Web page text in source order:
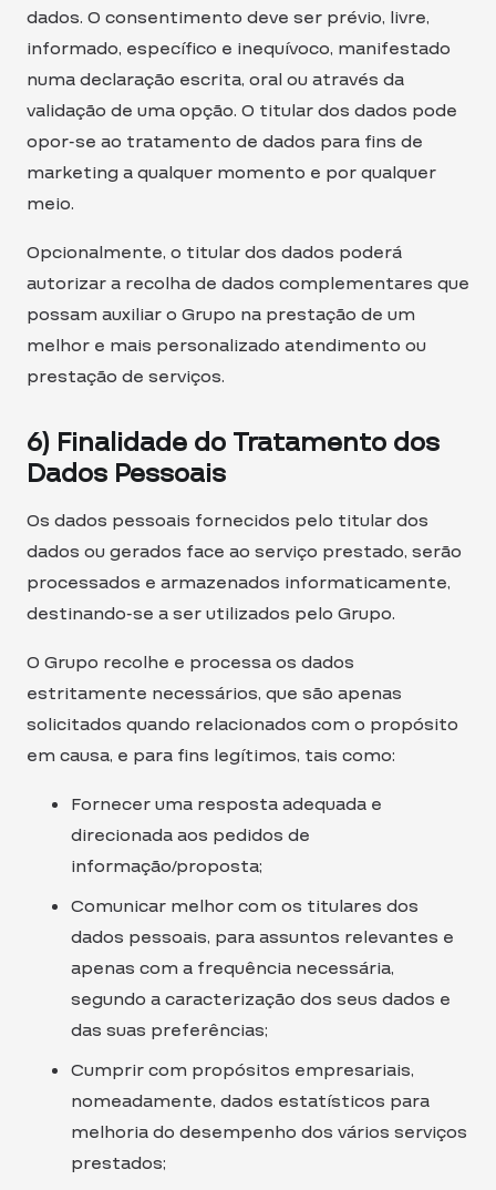
dados. O consentimento deve ser prévio, livre,
informado, específico e inequívoco, manifestado
numa declaração escrita, oral ou através da
validação de uma opção. O titular dos dados pode
opor-se ao tratamento de dados para fins de
marketing a qualquer momento e por qualquer
meio.
Opcionalmente, o titular dos dados poderá
autorizar a recolha de dados complementares que
possam auxiliar o Grupo na prestação de um
melhor e mais personalizado atendimento ou
prestação de serviços.
6) Finalidade do Tratamento dos
Dados Pessoais
Os dados pessoais fornecidos pelo titular dos
dados ou gerados face ao serviço prestado, serão
processados e armazenados informaticamente,
destinando-se a ser utilizados pelo Grupo.
O Grupo recolhe e processa os dados
estritamente necessários, que são apenas
solicitados quando relacionados com o propósito
em causa, e para fins legítimos, tais como:
Fornecer uma resposta adequada e
direcionada aos pedidos de
informação/proposta;
Comunicar melhor com os titulares dos
dados pessoais, para assuntos relevantes e
apenas com a frequência necessária,
segundo a caracterização dos seus dados e
das suas preferências;
Cumprir com propósitos empresariais,
nomeadamente, dados estatísticos para
melhoria do desempenho dos vários serviços
prestados;